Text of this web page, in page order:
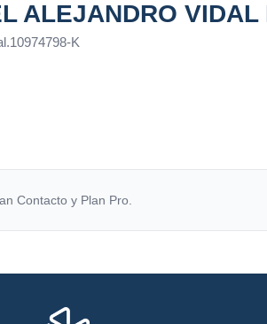
ALEJANDRO VIDAL
.10974798-K
Contacto y Plan Pro.